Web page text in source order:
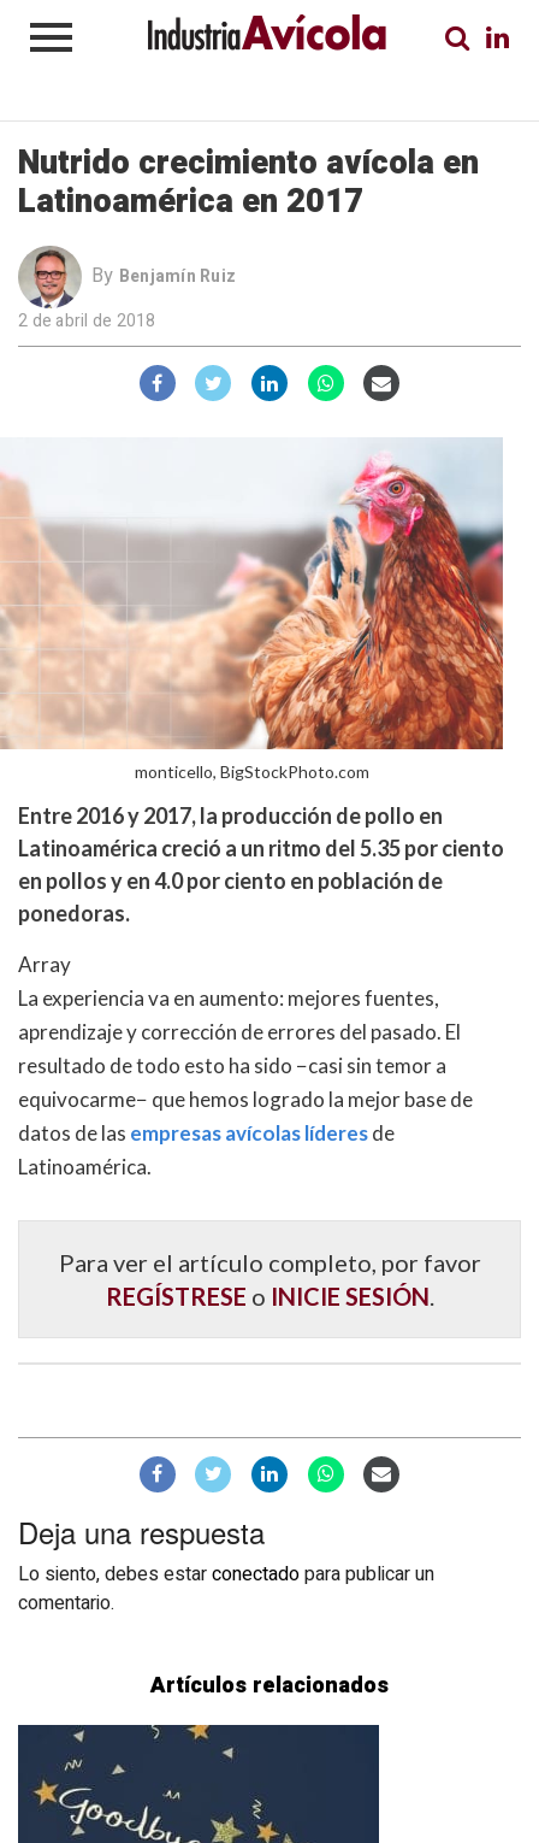
Nutrido crecimiento avícola en
Latinoamérica en 2017
By Benjamín Ruiz
2 de abril de 2018
monticello, BigStockPhoto.com
Entre 2016 y 2017, la producción de pollo en
Latinoamérica creció a un ritmo del 5.35 por ciento
en pollos y en 4.0 por ciento en población de
ponedoras.
Array
La experiencia va en aumento: mejores fuentes,
aprendizaje y corrección de errores del pasado. El
resultado de todo esto ha sido −casi sin temor a
equivocarme− que hemos logrado la mejor base de
datos de las empresas avícolas líderesde
Latinoamérica.
Para ver el artículo completo, por favor
REGÍSTRESE o INICIE SESIÓN.
Deja una respuesta
Lo siento, debes estarconectadopara publicar un
comentario.
Artículos relacionados